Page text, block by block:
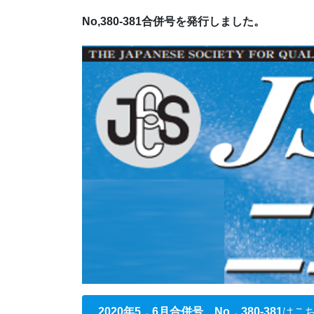
No,380-381合併号を発行しました。
2020年5，6月合併号 No．380-381 はこ